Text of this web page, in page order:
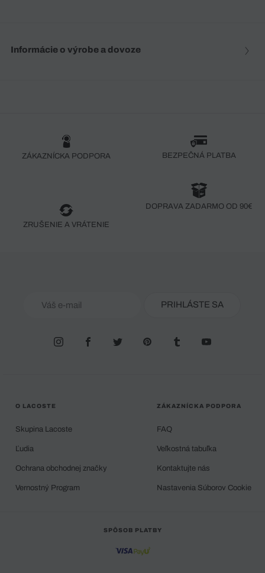
Informácie o výrobe a dovoze
ZÁKAZNÍCKA PODPORA BEZPEČNÁ PLATBA
ZRUŠENIE A VRÁTENIE
DOPRAVA ZADARMO OD 90€
PRIHLÁSTE SA
O LACOSTE
Skupina Lacoste
Ľudia
Ochrana obchodnej značky
Vernostný Program
ZÁKAZNÍCKA PODPORA
FAQ
Veľkostná tabuľka
Kontaktujte nás
Nastavenia Súborov Cookie
SPÔSOB PLATBY